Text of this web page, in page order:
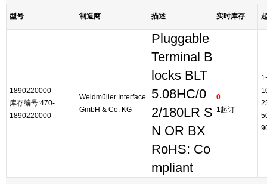
型号 制造商 描述 实时库存
1890220000
库存编号:470-
1890220000
Weidmüller Interface
GmbH & Co. KG
Pluggable
Terminal B
locks BLT
5.08HC/0
2/180LR S
N OR BX
RoHS: Co
mpliant
0
1起订